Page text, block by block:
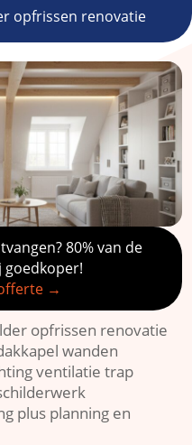
opfrissen renovatie
80% van de
goedkoper!
→
opfrissen renovatie
wanden
ventilatie trap
plus planning en